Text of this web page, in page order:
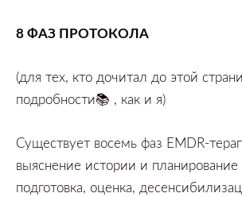
8ФАЗ ПРОТОКОЛА
(для тех, кто дочитал до этой
подробности📚 , как и я)
Существует восемь фаз EMDR-
выяснение истории и планирование
подготовка, оценка,